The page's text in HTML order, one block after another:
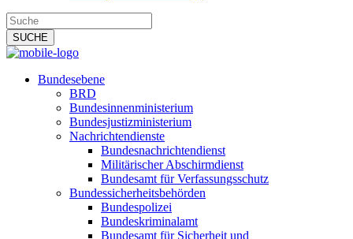
Bundesebene
BRD
Bundesinnenministerium
Bundesjustizministerium
Nachrichtendienste
Bundesnachrichtendienst
Militärischer Abschirmdienst
Bundesamt für Verfassungsschutz
Bundessicherheitsbehörden
Bundespolizei
Bundeskriminalamt
Bundesamt für Sicherheit und